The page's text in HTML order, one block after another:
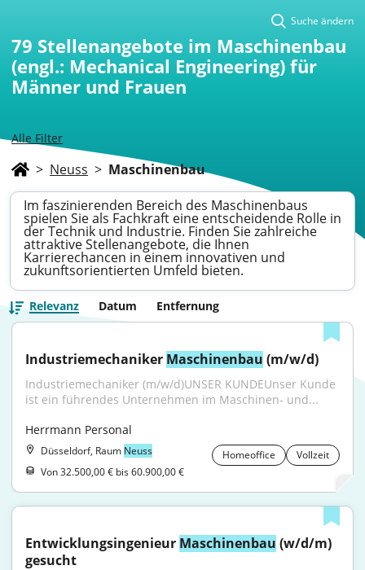
Alle Filter
Suche ändern
79 Stellenangebote im Maschinenbau
(engl.: Mechanical Engineering) für
Männer und Frauen
> Neuss > Maschinenbau
Im faszinierenden Bereich des Maschinenbaus
spielen Sie als Fachkraft eine entscheidende Rolle in
der Technik und Industrie. Finden Sie zahlreiche
attraktive Stellenangebote, die Ihnen
Karrierechancen in einem innovativen und
zukunftsorientierten Umfeld bieten.
Relevanz Datum Entfernung
Industriemechaniker Maschinenbau (m/w/d)
Industriemechaniker (m/w/d)UNSER KUNDEUnser Kunde
ist ein führendes Unternehmen im Maschinen- und...
Herrmann Personal
Düsseldorf, Raum Neuss Homeoffice
Vollzeit
Von 32.500,00 € bis 60.900,00 €
Entwicklungsingenieur Maschinenbau (w/d/m)
gesucht